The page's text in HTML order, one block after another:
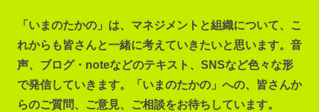
「いまのたかの」は、マネジメントと組織について、こ
れからも皆さんと一緒に考えていきたいと思います。音
声、ブログ・noteなどのテキスト、SNSなど色々な形
で発信していきます。「いまのたかの」への、皆さんか
らのご質問、ご意見、ご相談をお待ちしています。